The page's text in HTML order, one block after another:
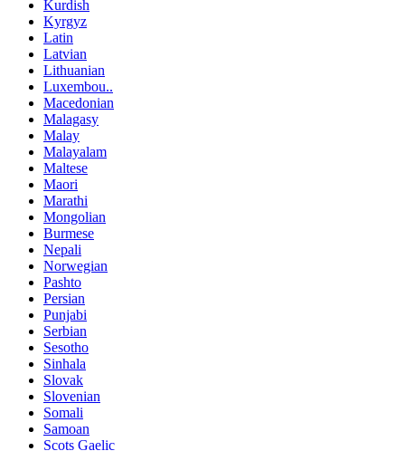
Kurdish
Kyrgyz
Latin
Latvian
Lithuanian
Luxembou..
Macedonian
Malagasy
Malay
Malayalam
Maltese
Maori
Marathi
Mongolian
Burmese
Nepali
Norwegian
Pashto
Persian
Punjabi
Serbian
Sesotho
Sinhala
Slovak
Slovenian
Somali
Samoan
Scots Gaelic